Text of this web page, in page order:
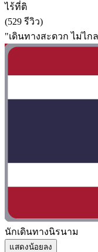
ไร้ที่ติ
(529 รีวิว)
"เดินทางสะดวก​ ไม่ไก
นักเดินทางนิรนาม
แสดงน้อยลง